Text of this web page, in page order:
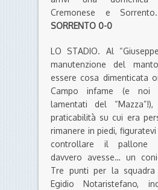
Cremonese e
SORRENTO 0-0
LO STADIO. Al
manutenzione del
essere cosa dimenticata
Campo infame (e noi
lamentati del
praticabilità su cui era
rimanere in piedi,
controllare il pallone
davvero avesse… un
Tre punti per la
Egidio Notaristefano,